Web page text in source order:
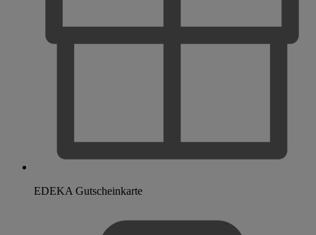
EDEKA Gutscheinkarte